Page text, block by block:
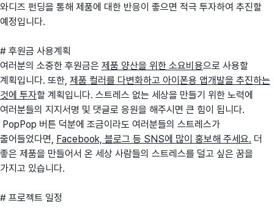
와디즈 펀딩을 통해 제품에 대한 반응이 좋으면 적극 투자하여 추진할
예정입니다.
# 후원금 사용계획
여러분의 소중한 후원금은 제품 양산을 위한 소요비용으로 사용할
계획입니다. 또한, 제품 컬러를 다변화하고 아이폰용 앱개발을 추진하는
것에 투자할 계획입니다. 스트레스 없는 세상을 만들기 위한 노력에
여러분들의 지지서명 및 댓글로 응원을 해주시면 큰 힘이 됩니다.
PopPop 버튼 덕분에 조금이라도 여러분들의 스트레스가
줄어들었다면, Facebook, 블로그 등 SNS에 많이 홍보해 주세요. 더
좋은 제품을 만들어서 온 세상 사람들의 스트레스를 덜고 싶은 꿈을
가지고 있습니다.
# 프로젝트 일정